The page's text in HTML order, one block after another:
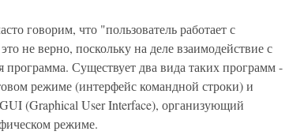
говорим, что "пользователь работает с
не верно, поскольку на деле взаимодействие с
программа. Существует два вида таких программ -
режиме (интерфейс командной строки) и
(Graphical User Interface), организующий
режиме.